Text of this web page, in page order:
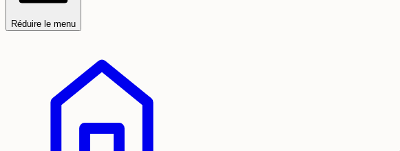
Réduire le menu